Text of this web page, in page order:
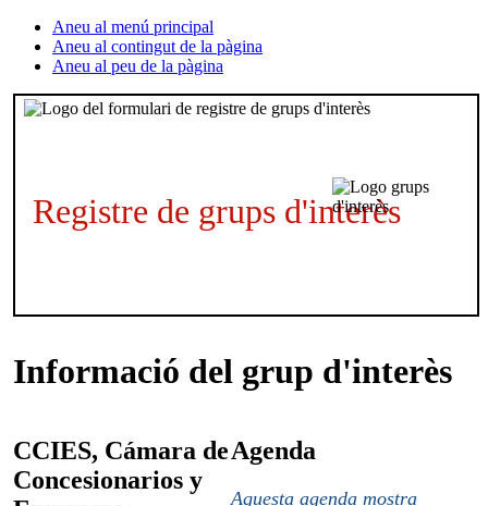
Aneu al menú principal
Aneu al contingut de la pàgina
Aneu al peu de la pàgina
Registre de grups d'interès
Informació del grup d'interès
CCIES, Cámara de
Concesionarios y
Agenda
Aquesta agenda mostra